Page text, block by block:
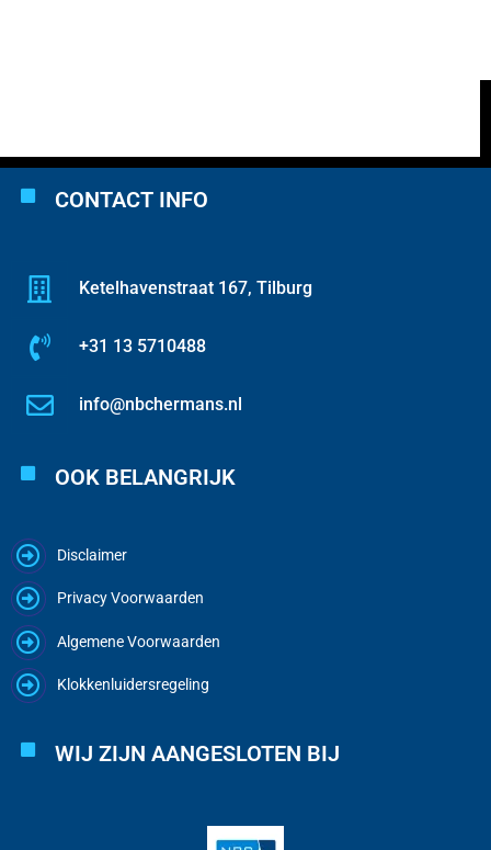
CONTACT INFO
Ketelhavenstraat 167, Tilburg
+31 13 5710488
info@nbchermans.nl
OOK BELANGRIJK
Disclaimer
Privacy Voorwaarden
Algemene Voorwaarden
Klokkenluidersregeling
WIJ ZIJN AANGESLOTEN BIJ